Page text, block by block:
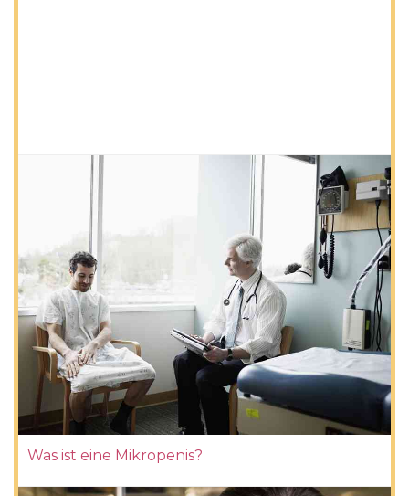
Was ist eine Mikropenis?